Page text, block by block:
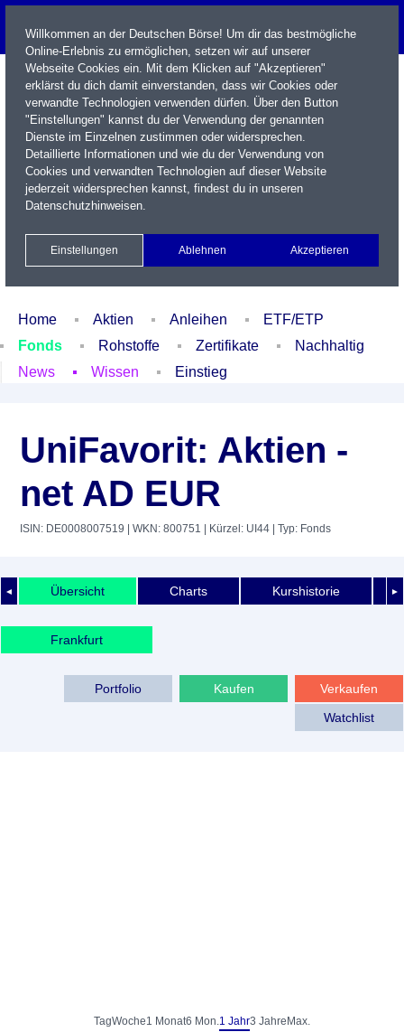
Name / WKN / ISIN / Kürzel
Xetra Realtime
Watchlist Portfolio Login
Home Aktien Anleihen
ETF/ETP
Fonds
Rohstoffe Zertifikate
Nachhaltig
News
Wissen Einstieg
UniFavorit: Aktien -
net AD EUR
ISIN: DE0008007519 | WKN: 800751 | Kürzel: UI44 | Typ: Fonds
◄ ►
Übersicht Charts Kurshistorie
Frankfurt
Verkaufen
Kaufen
Portfolio
Watchlist
TagWoche1 Monat6 Mon.1 Jahr3 Jahre Max.
Willkommen an der Deutschen Börse! Um dir das bestmögliche
Online-Erlebnis zu ermöglichen, setzen wir auf unserer
Webseite Cookies ein. Mit dem Klicken auf "Akzeptieren"
erklärst du dich damit einverstanden, dass wir Cookies oder
verwandte Technologien verwenden dürfen. Über den Button
"Einstellungen" kannst du der Verwendung der genannten
Dienste im Einzelnen zustimmen oder widersprechen.
Detaillierte Informationen und wie du der Verwendung von
Cookies und verwandten Technologien auf dieser Website
jederzeit widersprechen kannst, findest du in unseren
Datenschutzhinweisen.
Einstellungen Ablehnen Akzeptieren